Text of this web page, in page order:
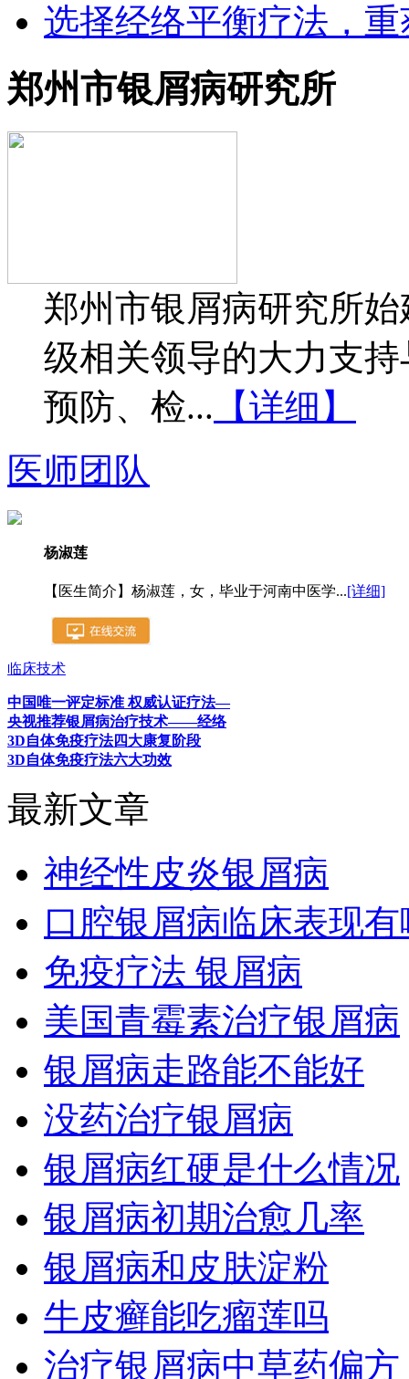
选择经络平衡疗法，
郑州市银屑病研究所
郑州市银屑病研究所
级相关领导的大力支
预防、检... 【详细】
医师团队
杨淑莲
【医生简介】杨淑莲，女，毕业于河南中医学...[详细]
临床技术
中国唯一评定标准 权威认证疗法—
央视推荐银屑病治疗技术——经络
3D自体免疫疗法四大康复阶段
3D自体免疫疗法六大功效
最新文章
神经性皮炎银屑病
口腔银屑病临床表现
免疫疗法 银屑病
美国青霉素治疗银屑病
银屑病走路能不能好
没药治疗银屑病
银屑病红硬是什么情况
银屑病初期治愈几率
银屑病和皮肤淀粉
牛皮癣能吃瘤莲吗
治疗银屑病中草药偏方